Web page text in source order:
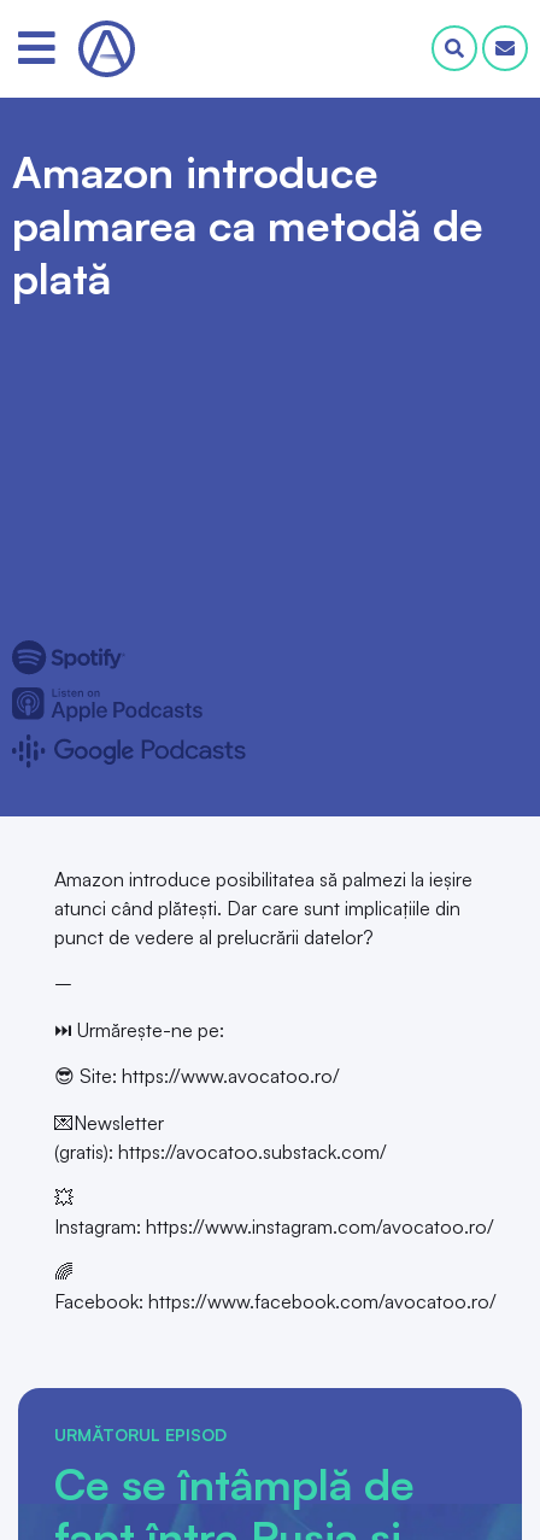
Amazon introduce
palmarea ca metodă de
plată
Amazon introduce posibilitatea să palmezi la ieșire
atunci când plătești. Dar care sunt implicațiile din
punct de vedere al prelucrării datelor?
–
⏭️ Urmărește-ne pe:
😎 Site: https://www.avocatoo.ro/
💌Newsletter
(gratis): https://avocatoo.substack.com/
💥
Instagram: https://www.instagram.com/avocatoo.ro/
🌈
Facebook: https://www.facebook.com/avocatoo.ro/
URMĂTORUL EPISOD
Ce se întâmplă de